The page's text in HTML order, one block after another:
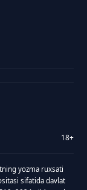
18+
yozma ruxsati
sifatida davlat